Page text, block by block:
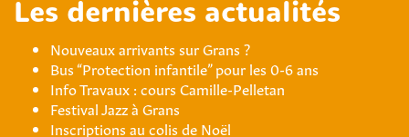
Les dernières actualités
Nouveaux arrivants sur Grans ?
Bus “Protection infantile” pour les 0-6 ans
Info Travaux : cours Camille-Pelletan
Festival Jazz à Grans
Inscriptions au colis de Noël